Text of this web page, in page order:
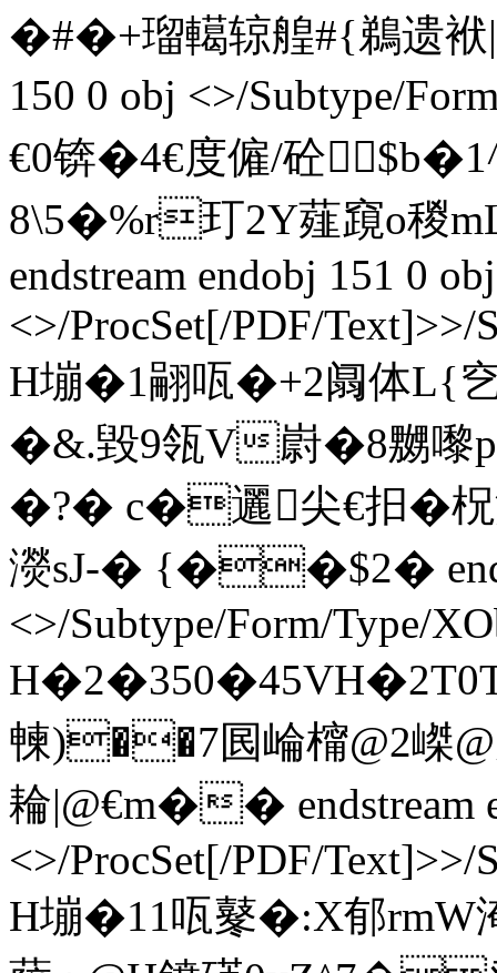
�#�+瑠轕辌艎#{鵜遗袱
150 0 obj <>/Subtype/
€0锛�4€度僱/砼
8\5�%r玎2Y薤竀o稯
endstream endobj 151 0 obj
<>/ProcSet[/PDF/Text]>>/
H塴�1 翤 咓�+2阘体L{
�&.毀9瓴V嶎�8嬲
�?� c�邐尖€抇�柷
濙sJ-� {��$2�
<>/Subtype/Form/Type/
朄)��7囻崘橣@2嵥
耣|@€m��
<>/ProcSet[/PDF/Text]>>/
H塴�1 1 咓鼕�:X郁